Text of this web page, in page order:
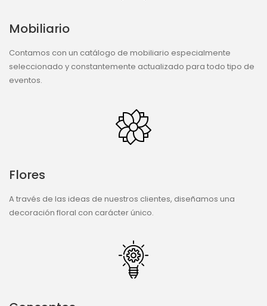
Mobiliario
Contamos con un catálogo de mobiliario especialmente
seleccionado y constantemente actualizado para todo tipo de
eventos.
Flores
A través de las ideas de nuestros clientes, diseñamos una
decoración floral con carácter único.